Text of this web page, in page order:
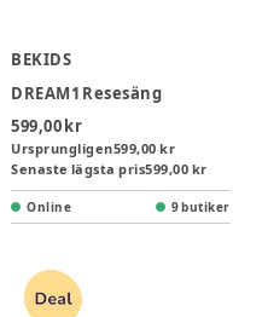
BEKIDS
DREAM1 Resesäng
599,00 kr
Ursprungligen599,00 kr
Senaste lägsta pris599,00 kr
Online 9 butiker